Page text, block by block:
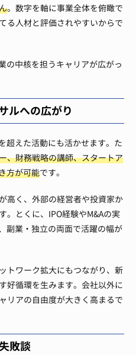
。数字を軸に事業全体を俯瞰で
る人材と評価されやすいからで
の中核を担うキャリアが広がっ
ルへの広がり
超えた活動にも活かせます。た
、財務戦略の講師、スタートア
方が可能です。
高く、外部の経営者や投資家か
。とくに、IPO経験やM&Aの実
副業・独立の両面で活躍の幅が
トワーク拡大にもつながり、新
好循環を生みます。会社以外に
リアの自由度が大きく高まるで
敗談